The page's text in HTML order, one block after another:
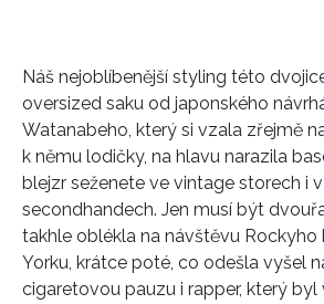
Náš nejoblíbenější styling této
oversized saku od japonského
Watanabeho, který si vzala zřejmě
k němu lodičky, na hlavu narazila
blejzr seženete ve vintage storech i
secondhandech. Jen musí být
takhle oblékla na návštěvu Rockyho
Yorku, krátce poté, co odešla vyšel
cigaretovou pauzu i rapper, který byl